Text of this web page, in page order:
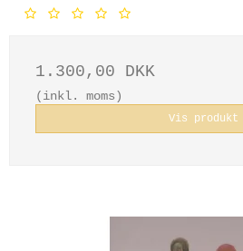
1.300,00 DKK
(inkl. moms)
Vis produkt